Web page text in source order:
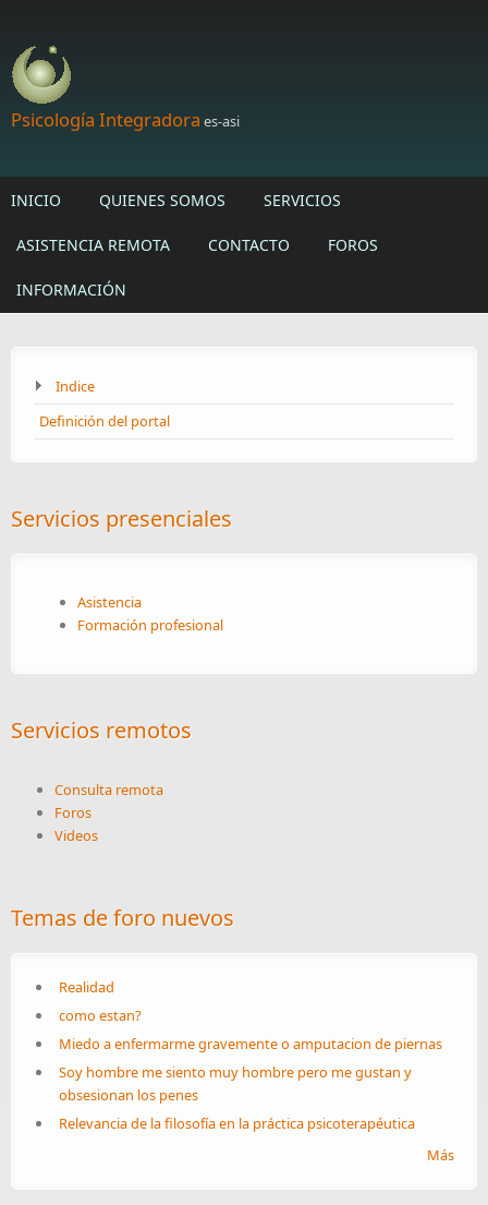
Psicología Integradora es-asi
INICIO QUIENES SOMOS SERVICIOS
ASISTENCIA REMOTA CONTACTO FOROS
INFORMACIÓN
Indice
Definición del portal
Servicios presenciales
Asistencia
Formación profesional
Servicios remotos
Consulta remota
Foros
Videos
Temas de foro nuevos
Realidad
como estan?
Miedo a enfermarme gravemente o amputacion de piernas
Soy hombre me siento muy hombre pero me gustan y
obsesionan los penes
Relevancia de la filosofía en la práctica psicoterapéutica
Más